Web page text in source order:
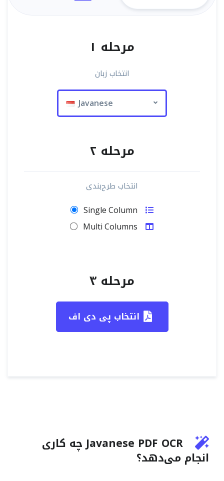
مرحله ۱
انتخاب زبان
Javanese
مرحله ۲
انتخاب طرح‌بندی
Single Column
Multi Columns
مرحله ۳
انتخاب پی دی اف
Javanese PDF OCR چه کاری
انجام می‌دهد؟